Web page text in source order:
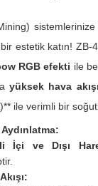
estetik katın! ZB-
RGB efekti ile
yüksek hava
ile verimli bir
İçi ve Dışı